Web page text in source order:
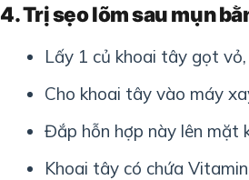
4. Trị sẹo lõm sau mụn
Lấy 1 củ khoai tây gọt
Cho khoai tây vào máy
Đắp hỗn hợp này lên mặt
Khoai tây có chứa